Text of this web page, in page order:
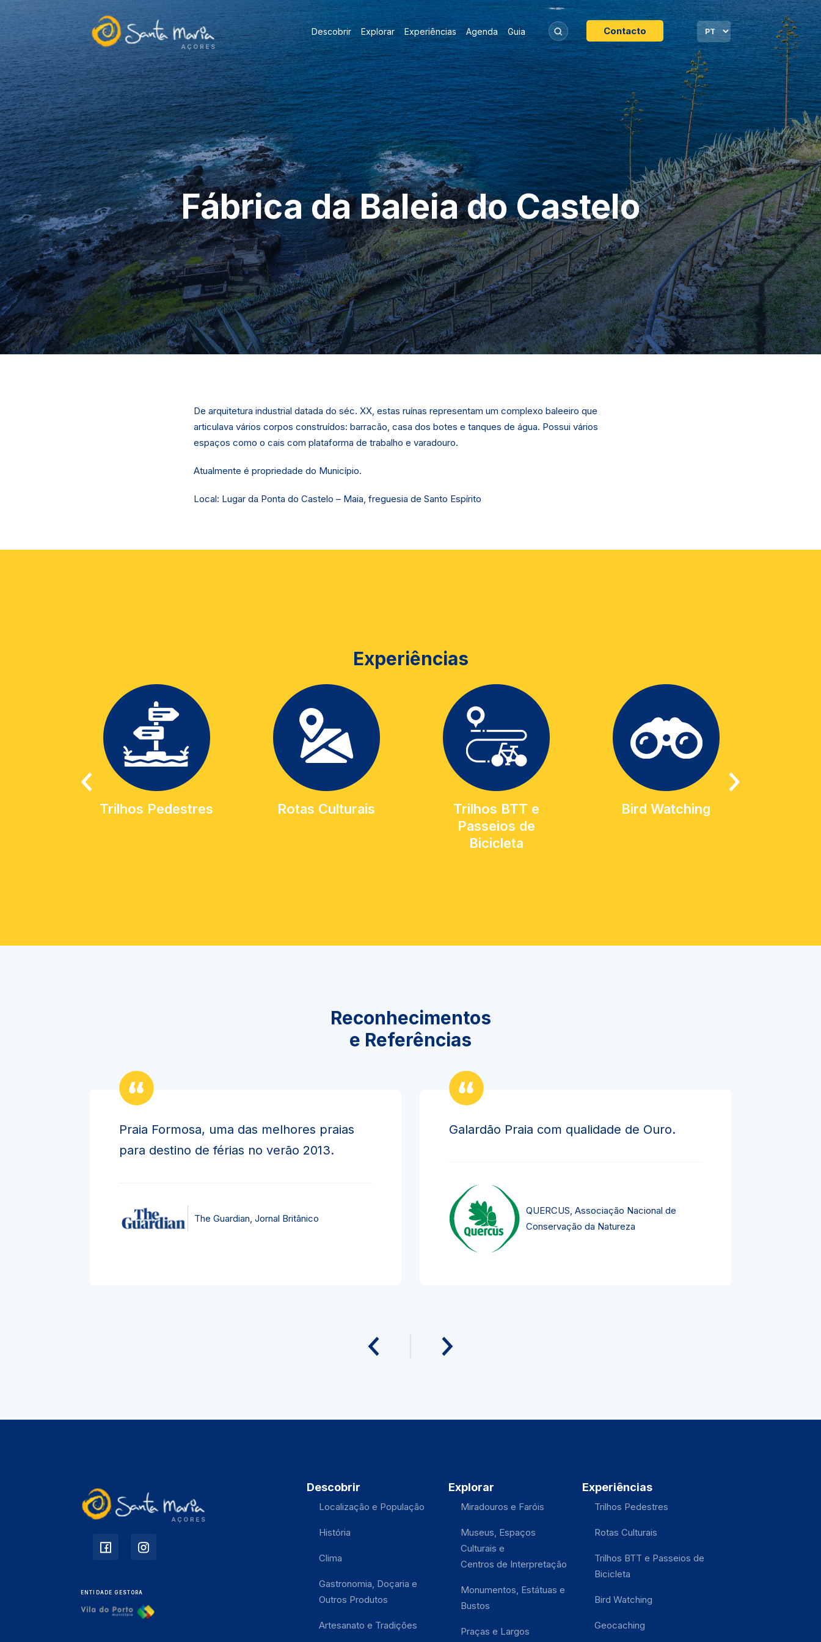
Descobrir Explorar Experiências Agenda Guia Contacto
Fábrica da Baleia do Castelo
De arquitetura industrial datada do séc. XX, estas ruínas representam um complexo baleeiro que
articulava vários corpos construídos: barracão, casa dos botes e tanques de água. Possui vários
espaços como o cais com plataforma de trabalho e varadouro.
Atualmente é propriedade do Município.
Local: Lugar da Ponta do Castelo – Maia, freguesia de Santo Espírito
Experiências
Trilhos Pedestres Rotas Culturais
Trilhos BTT e
Passeios de
Bicicleta
Bird Watching
Reconhecimentos
e Referências
Praia Formosa, uma das melhores praias
para destino de férias no verão 2013.
The Guardian, Jornal Britânico
Galardão Praia com qualidade de Ouro.
QUERCUS, Associação Nacional de
Conservação da Natureza
ENTIDADE GESTORA
Descobrir
Localização e População
História
Clima
Gastronomia, Doçaria e
Outros Produtos
Artesanato e Tradições
Explorar
Miradouros e Faróis
Museus, Espaços
Culturais e
Centros de Interpretação
Monumentos, Estátuas e
Bustos
Praças e Largos
Experiências
Trilhos Pedestres
Rotas Culturais
Trilhos BTT e Passeios de
Bicicleta
Bird Watching
Geocaching